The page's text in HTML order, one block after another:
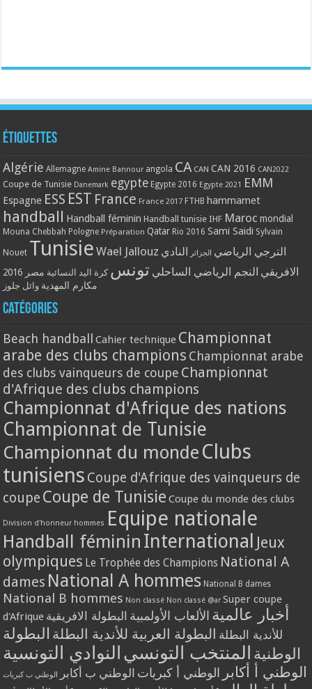
Étiquettes
Algérie Allemagne Amine Bannour angola CA CAN CAN 2016 CAN2022
Coupe de Tunisie Danemark egypte Egypte 2016 Egypte 2021 EMM
Espagne ESS EST France France 2017 FTHB hammamet
handball Handball féminin Handball tunisie IHF Maroc mondial
Mouna Chebbah Pologne Préparation Qatar Rio 2016 Sami Saidi Sylvain
Nouet Tunisie Wael Jallouz الترجي الرياضي الجزائر النادي
الافريقي النجم الرياضي الساحلي تونس كرة اليد النسائية مصر 2016
مكارم المهدية وائل جلوز
Catégories
Beach handball Cahier technique Championnat
arabe des clubs champions Championnat arabe
des clubs vainqueurs de coupe Championnat
d'Afrique des clubs champions
Championnat d'Afrique des nations
Championnat de Tunisie
Championnat du monde Clubs
tunisiens Coupe d'Afrique des vainqueurs de
coupe Coupe de Tunisie Coupe du monde des clubs
Division d'honneur hommes Equipe nationale
Handball féminin International Jeux
olympiques Le Trophée des Champions National A
dames National A hommes National B dames
National B hommes Non classé Non classé @ar Super coupe
d'Afrique
أخبار عالمية الألعاب الأولمبية البطولة الافريقية
للأندية البطلة البطولة العربية للأندية البطلة البطولة
الوطنية المنتخب التونسي النوادي التونسية
الوطني أ أكابر الوطني أ كبريات الوطني ب أكابر الوطني ب كبريات